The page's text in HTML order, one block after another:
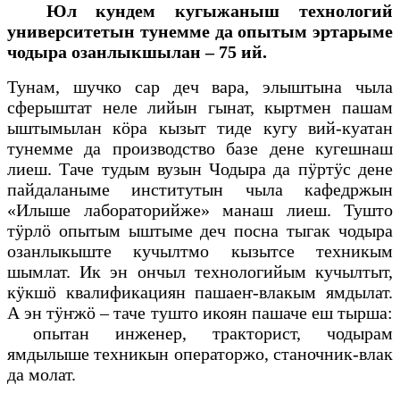
Юл кундем кугыжаныш технологий
университетын тунемме да опытым эртарыме
чодыра озанлыкшылан – 75 ий.
Тунам, шучко сар деч вара, элыштына чыла
сферыштат неле лийын гынат, кыртмен пашам
ыштымылан кӧра кызыт тиде кугу вий-куатан
тунемме да производство базе дене кугешнаш
лиеш. Таче тудым вузын Чодыра да пӱртӱс дене
пайдаланыме институтын чыла кафедржын
«Илыше лабораторийже» манаш лиеш. Тушто
тӱрлӧ опытым ыштыме деч посна тыгак чодыра
озанлыкыште кучылтмо кызытсе техникым
шымлат. Ик эн ончыл технологийым кучылтыт,
кӱкшӧ квалификациян пашаеҥ-влакым ямдылат.
А эн тӱҥжӧ – таче тушто икоян пашаче еш тырша:
опытан инженер, тракторист, чодырам
ямдылыше техникын операторжо, станочник-влак
да молат.